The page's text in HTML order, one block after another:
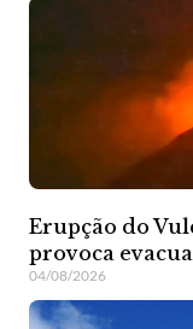
Erupção do
provoca
04/08/2026